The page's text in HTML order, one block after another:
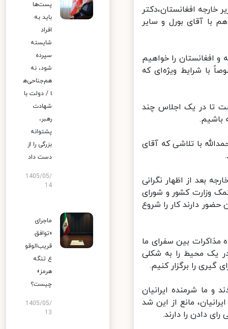
افغانستان،دکتر
با آقای بورل و سایر
افغانستان را خواهیم
شرایط ویژه‌ای که
تا در یک اجلاس چند
با تلاشی که آقای
بعد از اظهار نگرانی
خارجه و با کمک وزارت کشور و شورای
دارند کار را شروع
بین سفرای ما
یک محیط را به شکلی
را برگزار کنیم.
ما شرمنده ایرانیان
مانع از این شد
دادن را دارند.
پست‌ها
باید به
افراد
شایسته
سپرده
شود، نه
هم‌جناحی‌ه
ا / دولت با
شهادت
رهبر،
پشتوانه
بزرگی را از
دست داد
1405/05/
14
ماجرای
«توافق
قریب‌الوقو
ع تنگه
هرمز»
چیست؟
1405/05/
13